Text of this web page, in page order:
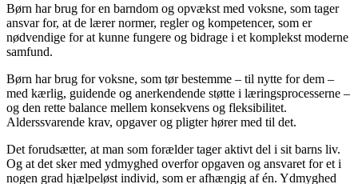
Børn har brug for en barndom og opvækst med voksne, som tager
ansvar for, at de lærer normer, regler og kompetencer, som er
nødvendige for at kunne fungere og bidrage i et komplekst moderne
samfund.
Børn har brug for voksne, som tør bestemme – til nytte for dem –
med kærlig, guidende og anerkendende støtte i læringsprocesserne –
og den rette balance mellem konsekvens og fleksibilitet.
Alderssvarende krav, opgaver og pligter hører med til det.
Det forudsætter, at man som forælder tager aktivt del i sit barns liv.
Og at det sker med ydmyghed overfor opgaven og ansvaret for et i
nogen grad hjælpeløst individ, som er afhængig af én. Ydmyghed